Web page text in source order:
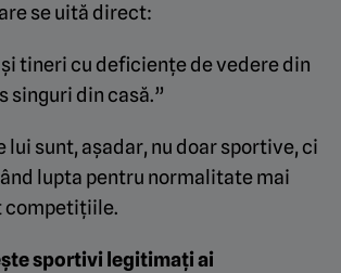
se uită direct:
și tineri cu deficiențe de vedere din
singuri din casă.”
sunt, așadar, nu doar sportive, ci
lupta pentru normalitate mai
competițiile.
sportivi legitimați ai